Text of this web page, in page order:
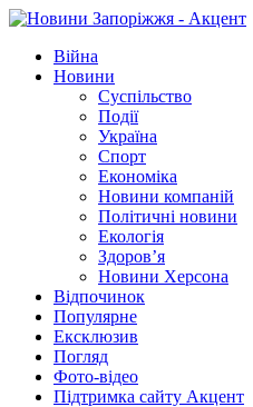
Війна
Новини
Суспільство
Події
Україна
Спорт
Економіка
Новини компаній
Політичні новини
Екологія
Здоров’я
Новини Херсона
Відпочинок
Популярне
Ексклюзив
Погляд
Фото-відео
Підтримка сайту Акцент